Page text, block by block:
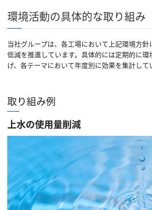
環境活動の具体的な取り組み
当社グループは、各工場において上記環境方
低減を推進しています。具体的には定期的に環
げ、各テーマにおいて年度別に効果を集計して
取り組み例
上水の使用量削減